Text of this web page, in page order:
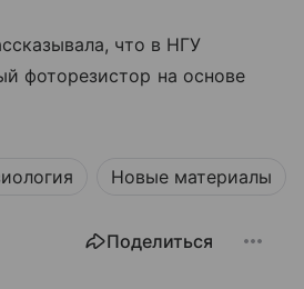
что в НГУ
фоторезистор на основе
Новые материалы
Поделиться